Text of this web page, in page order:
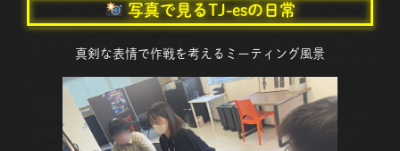
写真で見るTJ-esの日常
真剣な表情で作戦を考えるミーティング風景